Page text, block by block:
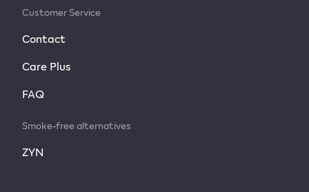
Customer Service
Contact
Care Plus
FAQ
Smoke-free alternatives
ZYN